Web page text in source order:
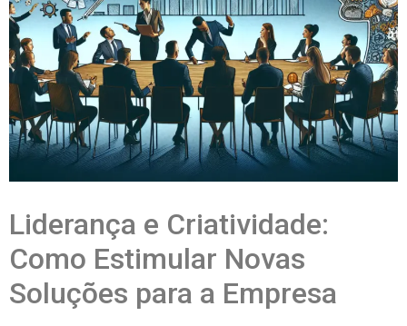
Liderança e Criatividade:
Como Estimular Novas
Soluções para a Empresa